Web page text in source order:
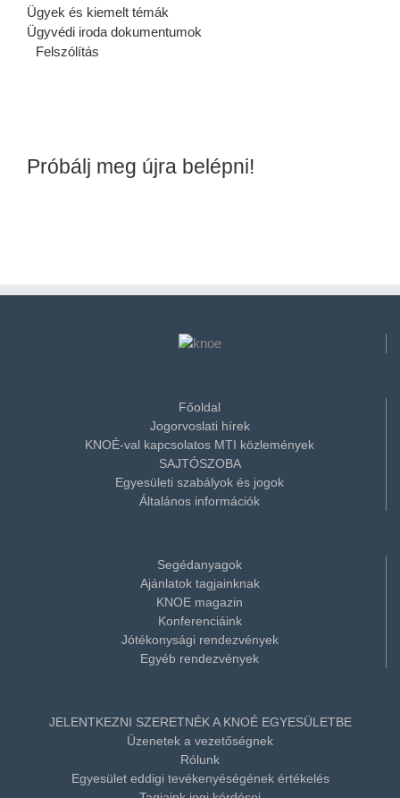
Próbálj meg újra belépni!
Ügyek és kiemelt témák
Ügyvédi iroda dokumentumok
Felszólítás
Főoldal
Jogorvoslati hírek
KNOÉ-val kapcsolatos MTI közlemények
SAJTÓSZOBA
Egyesületi szabályok és jogok
Általános információk
Segédanyagok
Ajánlatok tagjainknak
KNOE magazin
Konferenciáink
Jótékonysági rendezvények
Egyéb rendezvények
JELENTKEZNI SZERETNÉK A KNOÉ EGYESÜLETBE
Üzenetek a vezetőségnek
Rólunk
Egyesület eddigi tevékenyéségének értékelés